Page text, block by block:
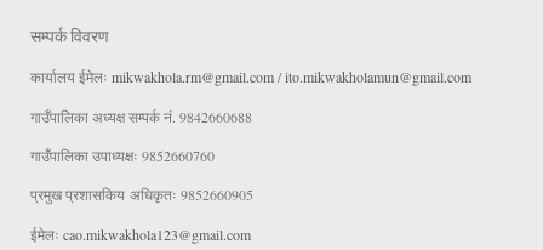
सम्पर्क विवरण
कार्यालय ईमेलः mikwakhola.rm@gmail.com/ito.mikwakholamun@gmail.com
गाउँपालिका अध्यक्ष सम्पर्क नं. 9842660688
गाउँपालिका उपाध्यक्षः 9852660760
प्रमुख प्रशासकिय अधिकृतः 9852660905
ईमेलः cao.mikwakhola123@gmail.com